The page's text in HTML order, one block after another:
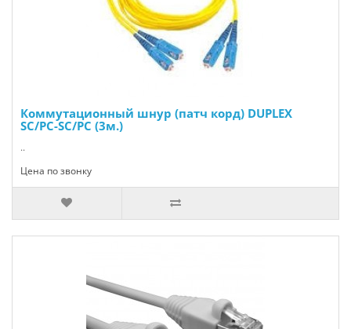
Коммутационный шнур (патч корд) DUPLEX
SC/PC-SC/PC (3м.)
..
Цена по звонку